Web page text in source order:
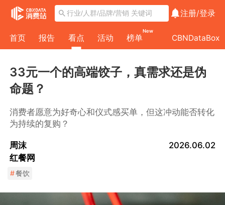
注册/登录
首页 报告 看点 活动 榜单
New
CBNDataBox
33元一个的高端饺子，真需求还是伪
命题？
消费者愿意为好奇心和仪式感买单，但这冲动能否转化
为持续的复购？
周沫
红餐网
2026.06.02
#餐饮